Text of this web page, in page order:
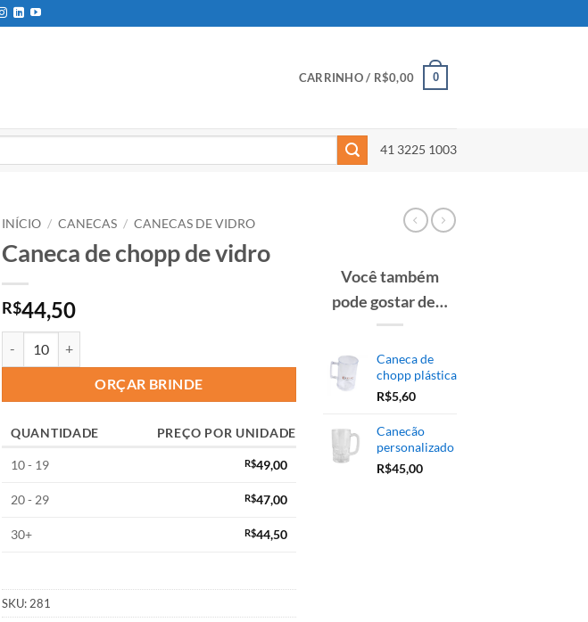
CARRINHO / R$0,00 0
41 3225 1003
INÍCIO / CANECAS / CANECAS DE VIDRO
Caneca de chopp de vidro
R$44,50
ORÇAR BRINDE
QUANTIDADE PREÇO POR UNIDADE
10 - 19 R$49,00
20 - 29 R$47,00
30+ R$44,50
SKU: 281
Você também
pode gostar de…
Caneca de
chopp plástica
R$5,60
Canecão
personalizado
R$45,00